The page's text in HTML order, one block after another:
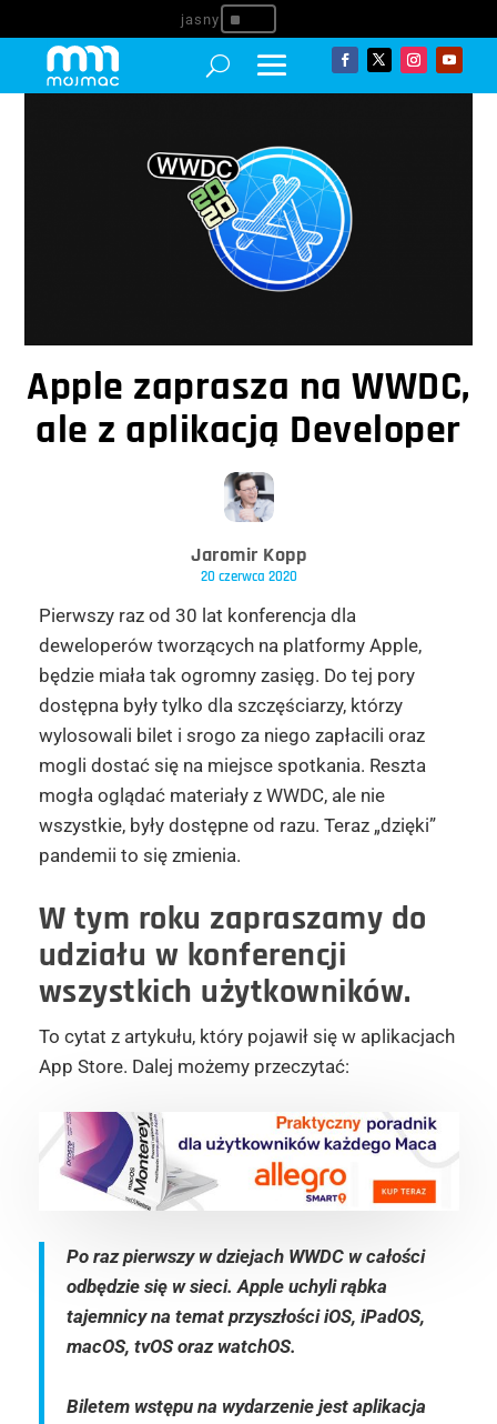
^
Apple zaprasza na WWDC,
ale z aplikacją Developer
Jaromir Kopp
20 czerwca 2020
Pierwszy raz od 30 lat konferencja dla
deweloperów tworzących na platformy Apple,
będzie miała tak ogromny zasięg. Do tej pory
dostępna były tylko dla szczęściarzy, którzy
wylosowali bilet i srogo za niego zapłacili oraz
mogli dostać się na miejsce spotkania. Reszta
mogła oglądać materiały z WWDC, ale nie
wszystkie, były dostępne od razu. Teraz „dzięki”
pandemii to się zmienia.
W tym roku zapraszamy do
udziału w konferencji
wszystkich użytkowników.
To cytat z artykułu, który pojawił się w aplikacjach
App Store. Dalej możemy przeczytać:
Po raz pierwszy w dziejach WWDC w całości
odbędzie się w sieci. Apple uchyli rąbka
tajemnicy na temat przyszłości iOS, iPadOS,
macOS, tvOS oraz watchOS.
Biletem wstępu na wydarzenie jest aplikacja